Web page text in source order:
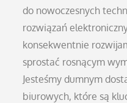
do nowoczesnych
rozwiązań
konsekwentnie
sprostać rosnącym
Jesteśmy dumnym
biurowych, które są